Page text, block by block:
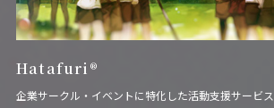
Hatafuri®
企業サークル・イベントに特化した活動支援サービス